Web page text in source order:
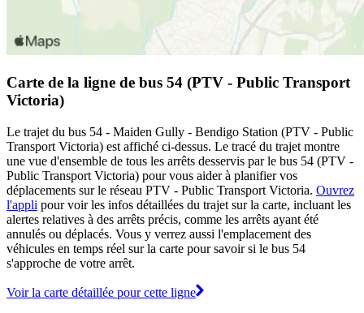
Carte de la ligne de bus 54 (PTV - Public Transport
Victoria)
Le trajet du bus 54 - Maiden Gully - Bendigo Station (PTV - Public
Transport Victoria) est affiché ci-dessus. Le tracé du trajet montre
une vue d'ensemble de tous les arrêts desservis par le bus 54 (PTV -
Public Transport Victoria) pour vous aider à planifier vos
déplacements sur le réseau PTV - Public Transport Victoria. Ouvrez
l'appli pour voir les infos détaillées du trajet sur la carte, incluant les
alertes relatives à des arrêts précis, comme les arrêts ayant été
annulés ou déplacés. Vous y verrez aussi l'emplacement des
véhicules en temps réel sur la carte pour savoir si le bus 54
s'approche de votre arrêt.
Voir la carte détaillée pour cette ligne